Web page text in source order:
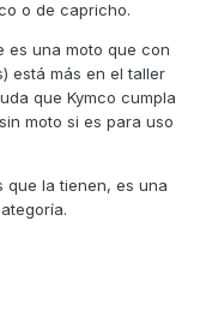
o de capricho.
es una moto que con
está más en el taller
que Kymco cumpla
moto si es para uso
que la tienen, es una